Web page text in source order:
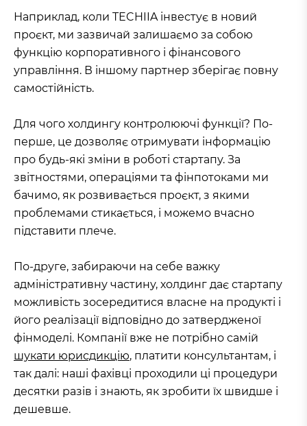
Наприклад, коли TECHIIA інвестує в новий
проєкт, ми зазвичай залишаємо за собою
функцію корпоративного і фінансового
управління. В іншому партнер зберігає повну
самостійність.
Для чого холдингу контролюючі функції? По-
перше, це дозволяє отримувати інформацію
про будь-які зміни в роботі стартапу. За
звітностями, операціями та фінпотоками ми
бачимо, як розвивається проєкт, з якими
проблемами стикається, і можемо вчасно
підставити плече.
По-друге, забираючи на себе важку
адміністративну частину, холдинг дає стартапу
можливість зосередитися власне на продукті і
його реалізації відповідно до затвердженої
фінмоделі. Компанії вже не потрібно самій
шукати юрисдикцію, платити консультантам, і
так далі: наші фахівці проходили ці процедури
десятки разів і знають, як зробити їх швидше і
дешевше.